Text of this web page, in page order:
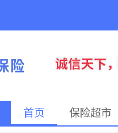
首页 保险超市